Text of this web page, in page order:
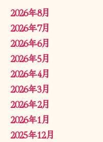
2026年8月
2026年7月
2026年6月
2026年5月
2026年4月
2026年3月
2026年2月
2026年1月
2025年12月